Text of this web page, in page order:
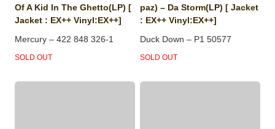
Of A Kid In The Ghetto(LP) [
Jacket : EX++ Vinyl:EX++]
Mercury ‎– 422 848 326-1
SOLD OUT
paz) ‎– Da Storm(LP) [ Jacket
: EX++ Vinyl:EX++]
Duck Down ‎– P1 50577
SOLD OUT